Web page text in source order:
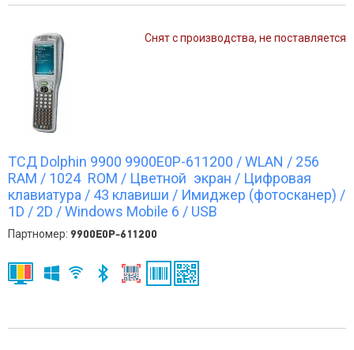
Снят с производства, не поставляется
ТСД Dolphin 9900 9900E0P-611200 / WLAN / 256
RAM / 1024 ROM / Цветной экран / Цифровая
клавиатура / 43 клавиши / Имиджер (фотосканер) /
1D / 2D / Windows Mobile 6 / USB
Партномер: 9900E0P-611200